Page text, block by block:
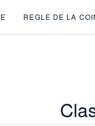
REGLE DE LA